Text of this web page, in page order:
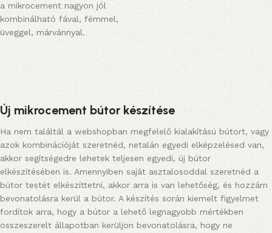
a mikrocement nagyon jól
kombinálható fával, fémmel,
üveggel, márvánnyal.
Új mikrocement bútor készítése
Ha nem találtál a webshopban megfelelő kialakítású bútort, vagy
azok kombinációját szeretnéd, netalán egyedi elképzelésed van,
akkor segítségedre lehetek teljesen egyedi, új bútor
elkészítésében is. Amennyiben saját asztalosoddal szeretnéd a
bútor testét elkészíttetni, akkor arra is van lehetőség, és hozzám
bevonatolásra kerül a bútor. A készítés során kiemelt figyelmet
fordítok arra, hogy a bútor a lehető legnagyobb mértékben
összeszerelt állapotban kerüljön bevonatolásra, hogy ne